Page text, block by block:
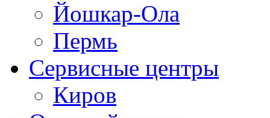
Йошкар-Ола
Пермь
Сервисные центры
Киров